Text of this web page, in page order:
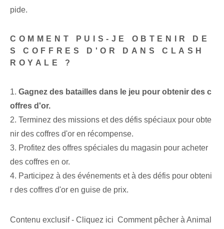
pide.
COMMENT PUIS-JE OBTENIR DE
S COFFRES D'OR DANS CLASH
ROYALE ?
1. Gagnez des batailles dans le jeu pour obtenir des c
offres d'or.
2. Terminez des missions et des défis spéciaux pour obte
nir des coffres d'or en récompense.
3. Profitez des offres spéciales du magasin pour acheter
des coffres en or.
4. Participez à des événements et à des défis pour obteni
r des coffres d'or en guise de prix.
Contenu exclusif - Cliquez ici Comment pêcher à Animal